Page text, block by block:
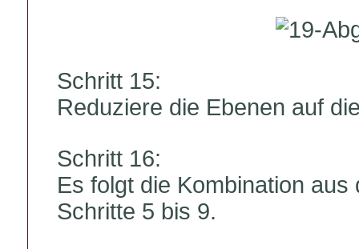
Schritt 15:
Reduziere die Ebenen auf
Schritt 16:
Es folgt die Kombination
Schritte 5 bis 9.